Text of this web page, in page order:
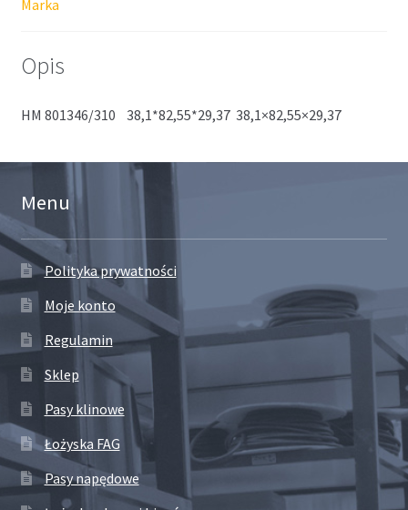
Marka
Opis
HM 801346/310 38,1*82,55*29,37 38,1×82,55×29,37
Menu
Polityka prywatności
Moje konto
Regulamin
Sklep
Pasy klinowe
Łożyska FAG
Pasy napędowe